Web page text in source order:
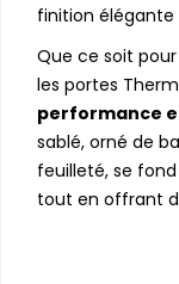
finition
Que ce soit
les portes
performance
sablé, orné de
feuilleté, se
tout en offrant